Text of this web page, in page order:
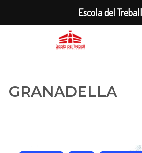
GRANADELLA
Escola del Treball